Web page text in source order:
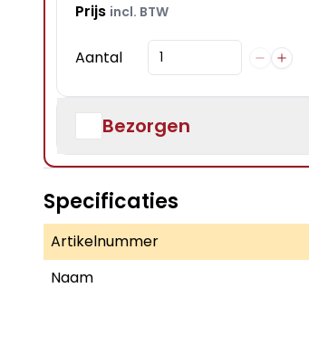
Prijs incl. BTW
Aantal
Bezorgen
Specificaties
Artikelnummer
Naam